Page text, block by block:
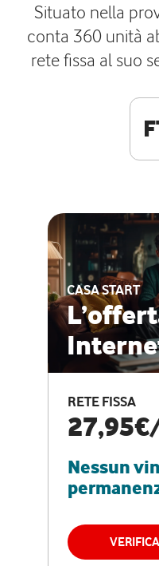
Situato nella
conta 360 unità
rete fissa al suo
CASA START
RETE FISSA
27,95€
Nessun